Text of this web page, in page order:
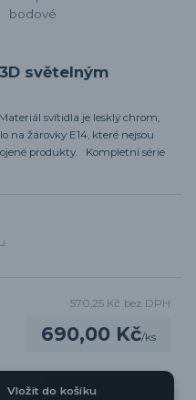
světelným
svítidla je lesklý chrom,
na žárovky E14, které nejsou
produkty. Kompletní série
690,00 Kč/ks
570,25 Kč bez DPH
Vložit do košíku